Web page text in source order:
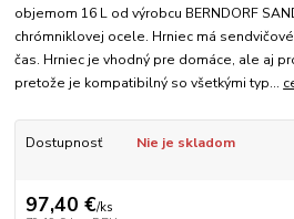
objemom 16 L od výrobcu BERNDORF
chrómniklovej ocele. Hrniec má
čas. Hrniec je vhodný pre domáce, ale aj
pretože je kompatibilný so všetkými typ...
Dostupnosť Nie je skladom
97,40 €/ks